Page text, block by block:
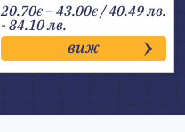
20.70€ –43.00€Price
range:
20.70€
through
43.00€
/ 40.49 лв.
- 84.10 лв.
виж